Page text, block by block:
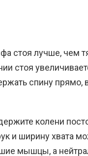
стоя лучше, чем
стоя
спину прямо,
колени
и ширину хвата
мышцы, а